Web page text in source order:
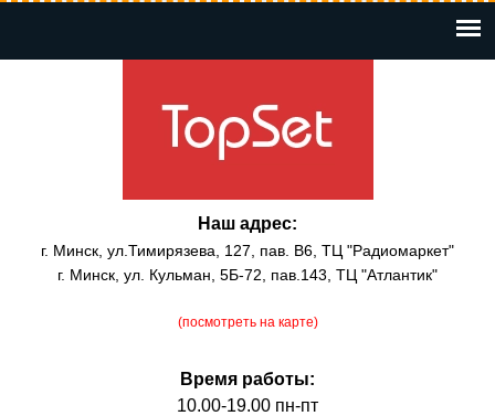
содержанию
Наш адрес:
г. Минск, ул.Тимирязева, 127, пав. В6, ТЦ "Радиомаркет"
г. Минск, ул. Кульман, 5Б-72, пав.143, ТЦ "Атлантик"
(посмотреть на карте)
Время работы:
10.00-19.00 пн-пт